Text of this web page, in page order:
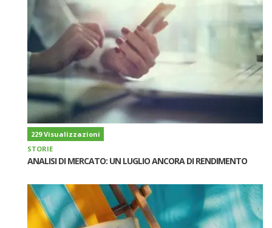
229 Visualizzazioni
STORIE
ANALISI DI MERCATO: UN LUGLIO ANCORA DI RENDIMENTO